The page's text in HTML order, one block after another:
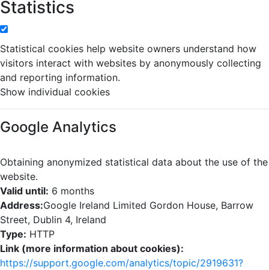
Statistics
Statistical cookies help website owners understand how
visitors interact with websites by anonymously collecting
and reporting information.
Show individual cookies
Google Analytics
Obtaining anonymized statistical data about the use of the
website.
Valid until: 6 months
Address:Google Ireland Limited Gordon House, Barrow
Street, Dublin 4, Ireland
Type: HTTP
Link (more information about cookies):
https://support.google.com/analytics/topic/2919631?